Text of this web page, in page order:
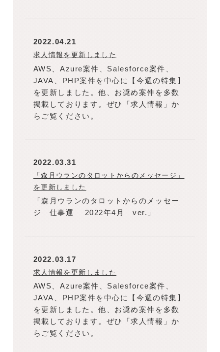
2022.04.21
求人情報を更新しました
AWS、Azure案件、Salesforce案件、
JAVA、PHP案件を中心に【今週の特集】
を更新しました。他、お奨め案件を多数
掲載しております。ぜひ「求人情報」か
らご覧ください。
2022.03.31
「森月ウランのタロットからのメッセージ」
を更新しました
「森月ウランのタロットからのメッセー
ジ 仕事運 2022年4月 ver.」
2022.03.17
求人情報を更新しました
AWS、Azure案件、Salesforce案件、
JAVA、PHP案件を中心に【今週の特集】
を更新しました。他、お奨め案件を多数
掲載しております。ぜひ「求人情報」か
らご覧ください。